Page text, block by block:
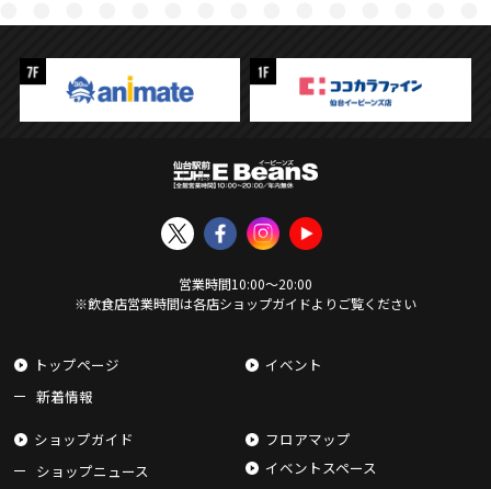
営業時間10:00〜20:00
※飲食店営業時間は各店ショップガイドよりご覧ください
トップページ
新着情報
イベント
ショップガイド
ショップニュース
フロアマップ
イベントスペース